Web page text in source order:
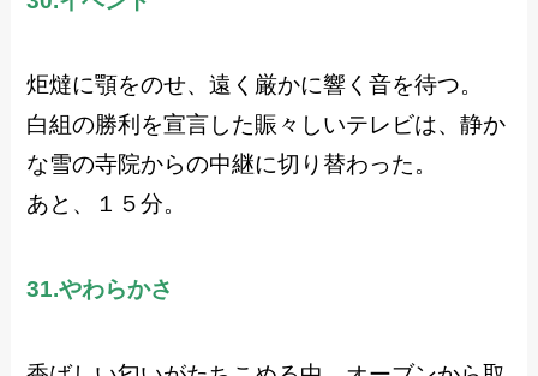
炬燵に顎をのせ、遠く厳かに響く音を待つ。
白組の勝利を宣言した賑々しいテレビは、静か
な雪の寺院からの中継に切り替わった。
あと、１５分。
31.やわらかさ